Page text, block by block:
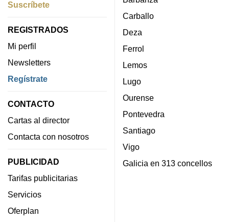
Suscríbete
REGISTRADOS
Mi perfil
Newsletters
Regístrate
CONTACTO
Cartas al director
Contacta con nosotros
PUBLICIDAD
Tarifas publicitarias
Servicios
Oferplan
Carballo
Deza
Ferrol
Lemos
Lugo
Ourense
Pontevedra
Santiago
Vigo
Galicia en 313 concellos